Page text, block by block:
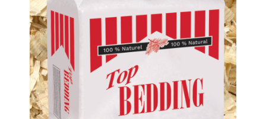
Paillis, tourbes et mélange de sol
Tapis de stalles
Greentree Bedding LLC.